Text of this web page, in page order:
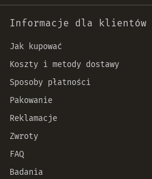
Informacje dla klientów
Jak kupować
Koszty i metody dostawy
Sposoby płatności
Pakowanie
Reklamacje
Zwroty
FAQ
Badania